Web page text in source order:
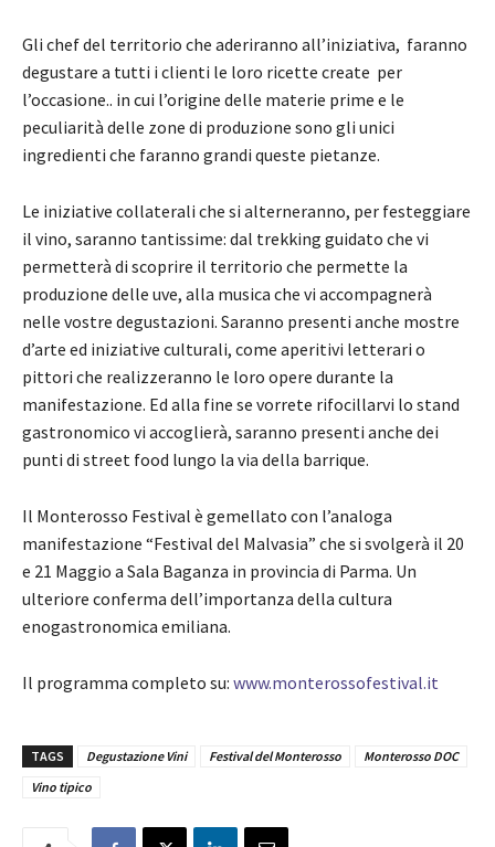
Gli chef del territorio che aderiranno all’iniziativa, faranno
degustare a tutti i clienti le loro ricette create per
l’occasione.. in cui l’origine delle materie prime e le
peculiarità delle zone di produzione sono gli unici
ingredienti che faranno grandi queste pietanze.
Le iniziative collaterali che si alterneranno, per festeggiare
il vino, saranno tantissime: dal trekking guidato che vi
permetterà di scoprire il territorio che permette la
produzione delle uve, alla musica che vi accompagnerà
nelle vostre degustazioni. Saranno presenti anche mostre
d’arte ed iniziative culturali, come aperitivi letterari o
pittori che realizzeranno le loro opere durante la
manifestazione. Ed alla fine se vorrete rifocillarvi lo stand
gastronomico vi accoglierà, saranno presenti anche dei
punti di street food lungo la via della barrique.
Il Monterosso Festival è gemellato con l’analoga
manifestazione “Festival del Malvasia” che si svolgerà il 20
e 21 Maggio a Sala Baganza in provincia di Parma. Un
ulteriore conferma dell’importanza della cultura
enogastronomica emiliana.
Il programma completo su: www.monterossofestival.it
TAGS Degustazione Vini Festival del Monterosso
Monterosso DOC
Vino tipico